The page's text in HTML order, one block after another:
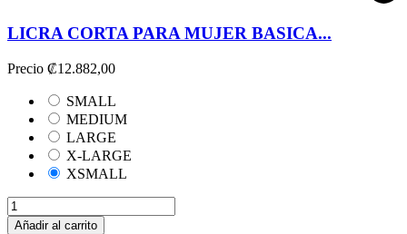
LICRA CORTA PARA MUJER BASICA...
Precio ₡12.882,00
SMALL
MEDIUM
LARGE
X-LARGE
XSMALL
Añadir al carrito